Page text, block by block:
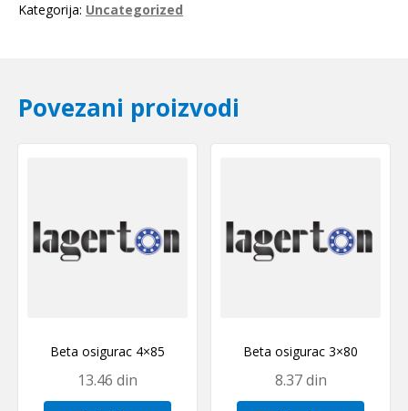
Kategorija: Uncategorized
Povezani proizvodi
Beta osigurac 4×85
13.46 din
Beta osigurac 3×80
8.37din